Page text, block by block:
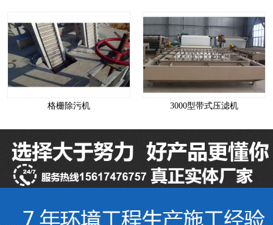
格栅除污机 3000型带式压滤机